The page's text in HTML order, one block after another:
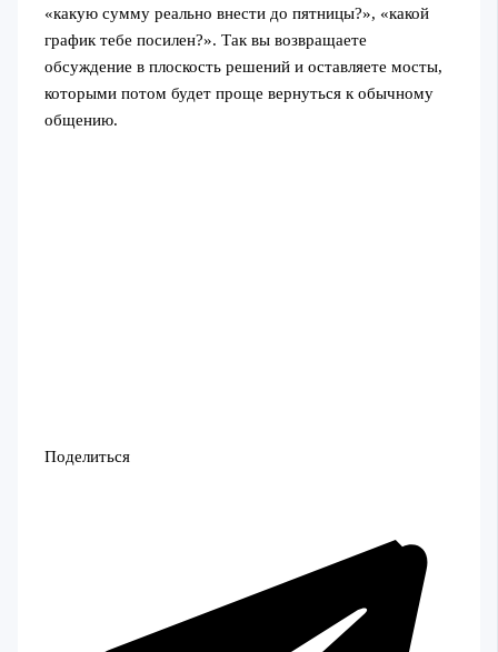
«какую сумму реально внести до пятницы?», «какой
график тебе посилен?». Так вы возвращаете
обсуждение в плоскость решений и оставляете мосты,
которыми потом будет проще вернуться к обычному
общению.
Поделиться